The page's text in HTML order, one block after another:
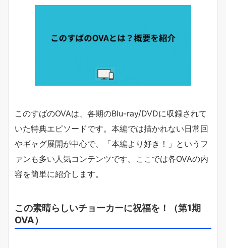
このすばのOVAは、各期のBlu-ray/DVDに収録されて
いた特典エピソードです。本編では描かれない日常回
やギャグ展開が中心で、「本編より好き！」というフ
ァンも多い人気コンテンツです。ここでは各OVAの内
容を簡単に紹介します。
この素晴らしいチョーカーに祝福を！（第1期
OVA）